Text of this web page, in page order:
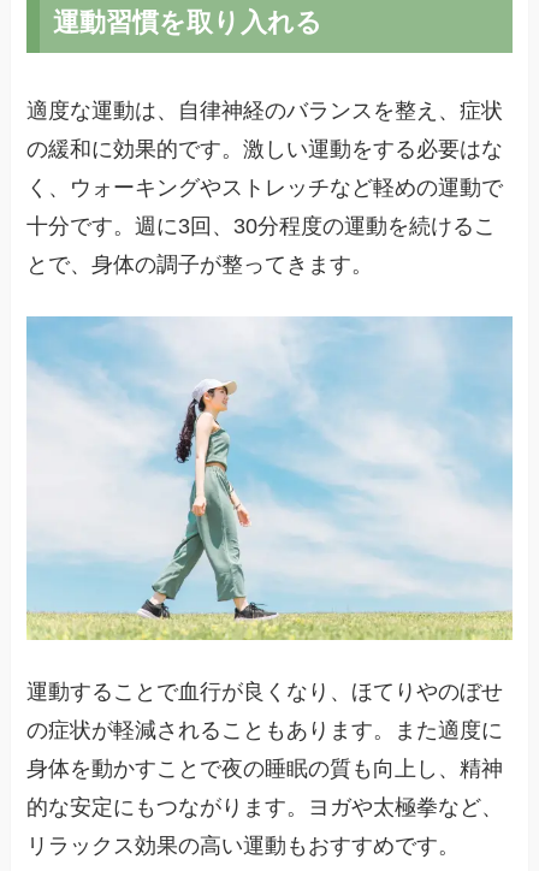
運動習慣を取り入れる
適度な運動は、自律神経のバランスを整え、症状
の緩和に効果的です。激しい運動をする必要はな
く、ウォーキングやストレッチなど軽めの運動で
十分です。週に3回、30分程度の運動を続けるこ
とで、身体の調子が整ってきます。
運動することで血行が良くなり、ほてりやのぼせ
の症状が軽減されることもあります。また適度に
身体を動かすことで夜の睡眠の質も向上し、精神
的な安定にもつながります。ヨガや太極拳など、
リラックス効果の高い運動もおすすめです。